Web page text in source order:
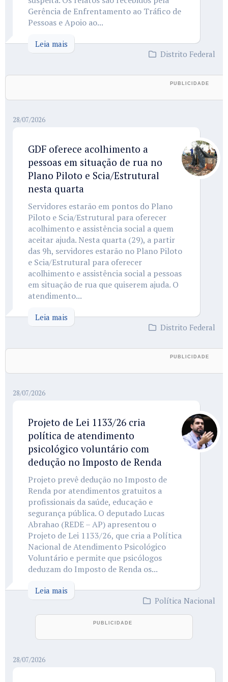
Gerência de Enfrentamento ao Tráfico de
Pessoas e Apoio ao...
Leia mais
Distrito Federal
28/07/2026
GDF oferece acolhimento a
pessoas em situação de rua no
Plano Piloto e Scia/Estrutural
nesta quarta
Servidores estarão em pontos do Plano
Piloto e Scia/Estrutural para oferecer
acolhimento e assistência social a quem
aceitar ajuda. Nesta quarta (29), a partir
das 9h, servidores estarão no Plano Piloto
e Scia/Estrutural para oferecer
acolhimento e assistência social a pessoas
em situação de rua que quiserem ajuda. O
atendimento...
Leia mais
Distrito Federal
28/07/2026
Projeto de Lei 1133/26 cria
política de atendimento
psicológico voluntário com
dedução no Imposto de Renda
Projeto prevê dedução no Imposto de
Renda por atendimentos gratuitos a
profissionais da saúde, educação e
segurança pública. O deputado Lucas
Abrahao (REDE – AP) apresentou o
Projeto de Lei 1133/26, que cria a Política
Nacional de Atendimento Psicológico
Voluntário e permite que psicólogos
deduzam do Imposto de Renda os...
Leia mais
Política Nacional
28/07/2026